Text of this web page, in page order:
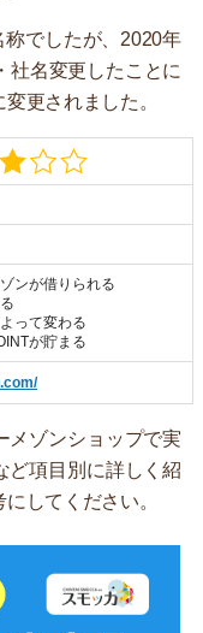
でしたが、2020年
社名変更したことに
更されました。
ンが借りられる
って変わる
が貯まる
メゾンショップで実
ど項目別に詳しく紹
してください。